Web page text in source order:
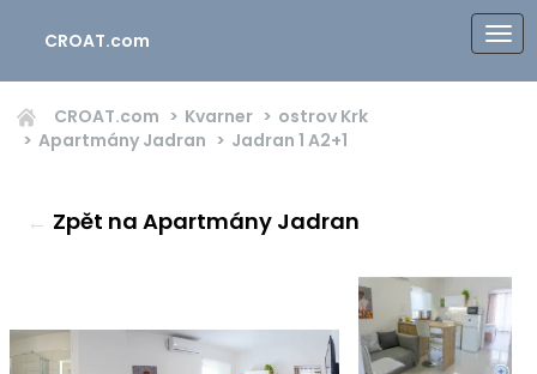
CROAT.com
CROAT.com Kvarner
ostrov Krk
Apartmány Jadran
Jadran 1 A2+1
← Zpět na Apartmány Jadran